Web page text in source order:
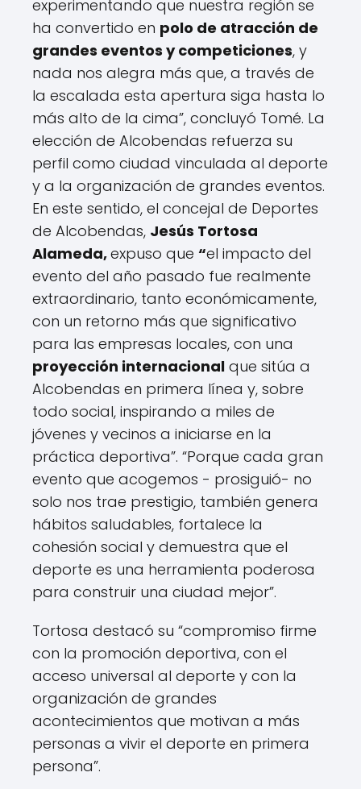
t
e
n
d
o
d
l
a
W
o
r
l
d
l
i
m
i
n
g
S
e
r
i
e
s
C
o
u
n
i
d
a
d
d
e
a
d
r
d
experimentando que nuestra región se
ha convertido en polo de atracción de
grandes eventos y competiciones, y
nada nos alegra más que, a través de
la escalada esta apertura siga hasta lo
más alto de la cima”, concluyó Tomé. La
elección de Alcobendas refuerza su
perfil como ciudad vinculada al deporte
y a la organización de grandes eventos.
En este sentido, el concejal de Deportes
de Alcobendas, Jesús Tortosa
Alameda,expuso que “el impacto del
evento del año pasado fue realmente
extraordinario, tanto económicamente,
con un retorno más que significativo
para las empresas locales, con una
proyección internacional que sitúa a
Alcobendas en primera línea y, sobre
todo social, inspirando a miles de
jóvenes y vecinos a iniciarse en la
práctica deportiva”. “Porque cada gran
evento que acogemos - prosiguió- no
solo nos trae prestigio, también genera
hábitos saludables, fortalece la
cohesión social y demuestra que el
deporte es una herramienta poderosa
para construir una ciudad mejor”.
Tortosa destacó su “compromiso firme
con la promoción deportiva, con el
acceso universal al deporte y con la
organización de grandes
acontecimientos que motivan a más
personas a vivir el deporte en primera
persona”.